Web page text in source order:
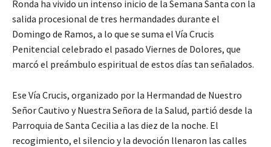
Ronda ha vivido un intenso inicio de la Semana Santa con la
salida procesional de tres hermandades durante el
Domingo de Ramos, a lo que se suma el Vía Crucis
Penitencial celebrado el pasado Viernes de Dolores, que
marcó el preámbulo espiritual de estos días tan señalados.
Ese Vía Crucis, organizado por la Hermandad de Nuestro
Señor Cautivo y Nuestra Señora de la Salud, partió desde la
Parroquia de Santa Cecilia a las diez de la noche. El
recogimiento, el silencio y la devoción llenaron las calles